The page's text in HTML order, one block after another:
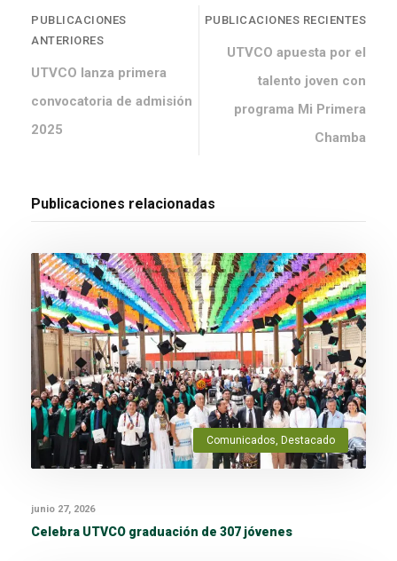
PUBLICACIONES
ANTERIORES
UTVCO lanza primera
convocatoria de admisión
2025
PUBLICACIONES RECIENTES
UTVCO apuesta por el
talento joven con
programa Mi Primera
Chamba
Publicaciones relacionadas
Comunicados, Destacado
junio 27, 2026
Celebra UTVCO graduación de 307 jóvenes